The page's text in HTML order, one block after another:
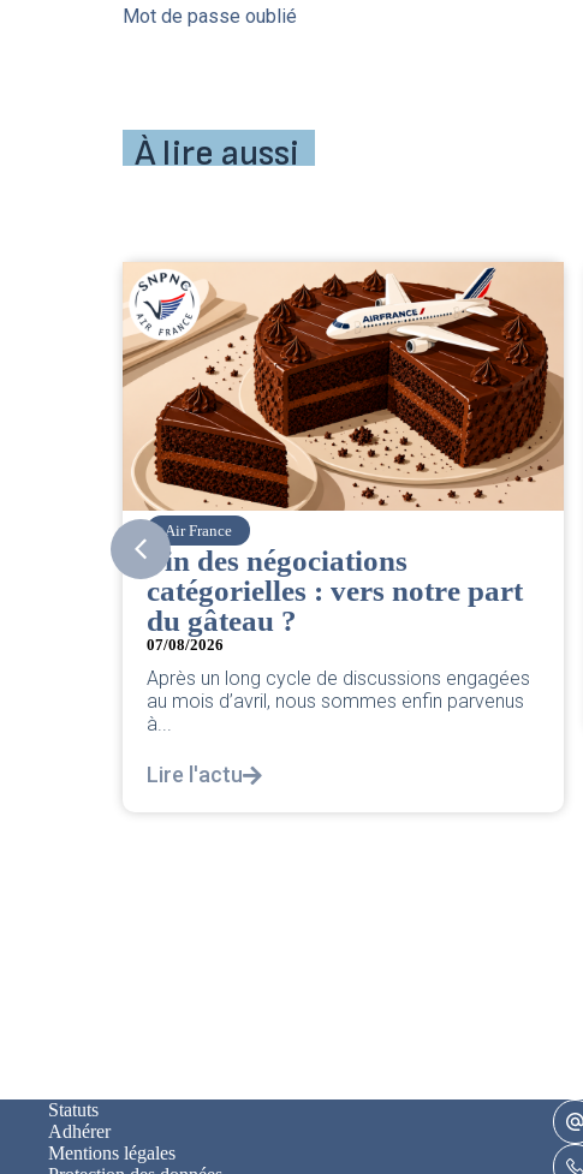
Mot de passe oublié
À lire aussi
Corsair
CSE. Juillet 2026
06/08/2026|ACCÈS RESTREINT
Retrouvez le compte rendu du CSE de juillet
2026 par votre équipe SNPNC-FO Corsair. ...
Lire l'actu
Statuts
Adhérer
Mentions légales